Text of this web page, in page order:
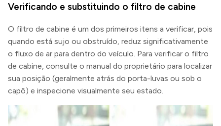
Verificando e substituindo o filtro de cabine
O filtro de cabine é um dos primeiros itens a verificar, pois
quando está sujo ou obstruído, reduz significativamente
o fluxo de ar para dentro do veículo. Para verificar o filtro
de cabine, consulte o manual do proprietário para localizar
sua posição (geralmente atrás do porta-luvas ou sob o
capô) e inspecione visualmente seu estado.